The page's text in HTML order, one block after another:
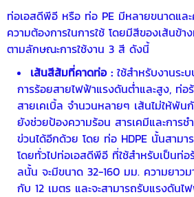
ท่อเอสดีพีอี หรือ ท่อ PE มีหลายขนาดแล
ความต้องการในการใช้ โดยมีสีของเส้นข้
ตามลักษณะการใช้งาน 3 สี ดังนี้
เส้นสีส้มที่คาดท่อ : ใช้สำหรับงานระ
การร้อยสายไฟฟ้าแรงดันต่ำและสูง, ท่
สายเคเบิ้ล จำนวนหลายๆ เส้นไม่ให้พัน
ยังช่วยป้องความร้อน สารเคมีและการช
ข่วนได้อีกด้วย โดย ท่อ HDPE นั้นสามา
โดยทั่วไปท่อเอสดีพีอี ที่ใช้สำหรับเป็นท่อ
ลนั้น จะมีขนาด 32-160 มม. ความยาว
กับ 12 เมตร และจะสามารถรับแรงดัน